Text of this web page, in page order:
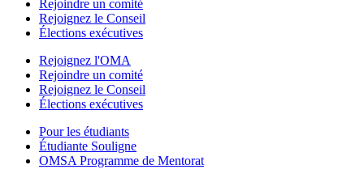
Rejoindre un comité
Rejoignez le Conseil
Élections exécutives
Rejoignez l'OMA
Rejoindre un comité
Rejoignez le Conseil
Élections exécutives
Pour les étudiants
Étudiante Souligne
OMSA Programme de Mentorat